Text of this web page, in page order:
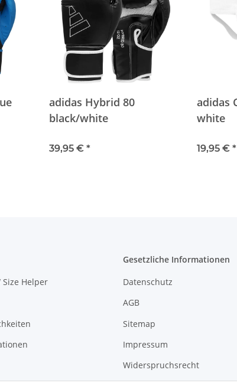
adidas Hybrid 80
black/white
39,95 € *
adidas
white
19,95 € *
Helper
Gesetzliche Informationen
Datenschutz
AGB
Sitemap
Impressum
Widerspruchsrecht